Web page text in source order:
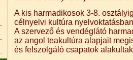
A kis harmadikosok 3-8.
célnyelvi kultúra
A szervező és vendéglátó
az angol teakultúra alapjait
és felszolgáló csapatok